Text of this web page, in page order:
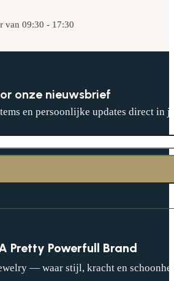
van 09:30 - 17:30
onze nieuwsbrief
en persoonlijke updates direct in
Pretty Powerfull Brand
— waar stijl, kracht en